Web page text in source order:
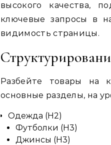
высокого качества,
ключевые запросы в
видимость страницы.
Разбейте товары на
основные разделы, на
Одежда (H2)
Футболки (H3)
Джинсы (H3)